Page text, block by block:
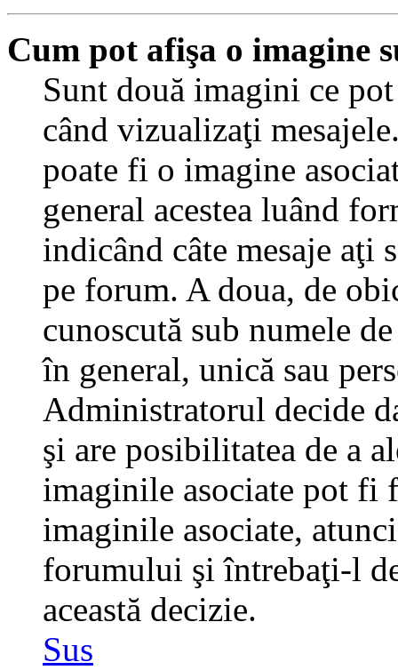
Cum pot afişa o imagine
Sunt două imagini ce
când vizualizaţi
poate fi o imagine
general acestea luând
indicând câte mesaje aţi
pe forum. A doua, de
cunoscută sub numele
în general, unică sau
Administratorul decide
şi are posibilitatea de a
imaginile asociate pot fi
imaginile asociate,
forumului şi întrebaţi-l
această decizie.
Sus